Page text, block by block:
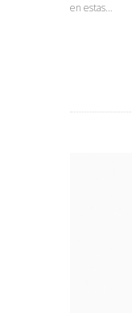
en estas…